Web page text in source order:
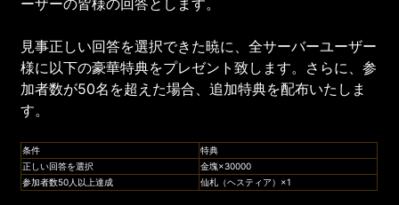
見事正しい回答を選択できた暁に、全サーバーユーザー
様に以下の豪華特典をプレゼント致します。さらに、参
加者数が50名を超えた場合、追加特典を配布いたしま
す。
条件
特典
正しい回答を選択
金塊×30000
参加者数50人以上達成
仙札（ヘスティア）×1